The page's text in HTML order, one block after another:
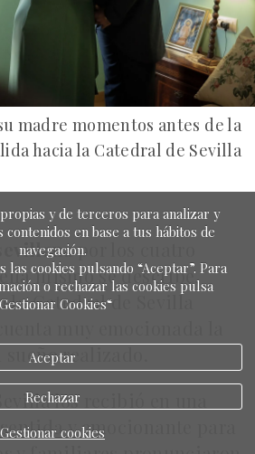
madre momentos antes de la
hacia la Catedral de Sevilla
apor los cuatro
ella mismo se describe,
la Catedral de Sevilla
realizado.
los recibió en una
y emocionante para
y de terceros para analizar y
en base a tus hábitos de
navegación.
las cookies pulsando “Aceptar”. Para
o rechazar las cookies pulsa
Cookies“
Aceptar
Rechazar
Gestionar cookies